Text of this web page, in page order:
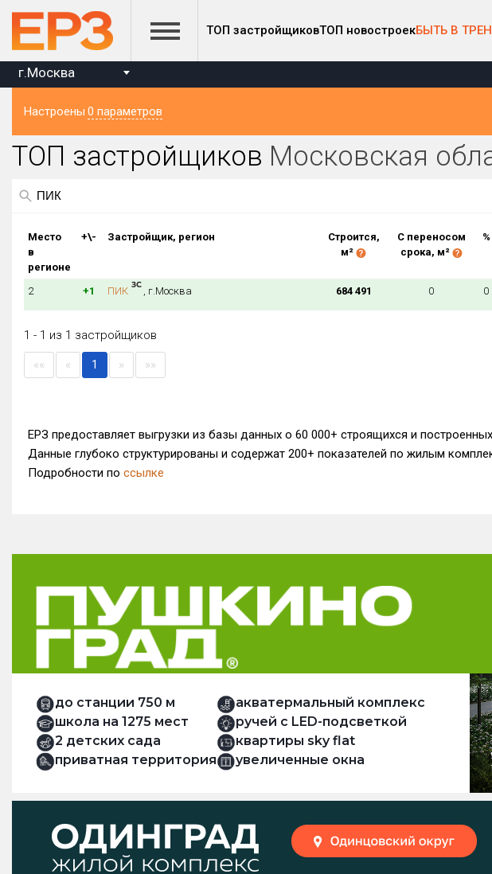
ТОП застройщиковТОП новостроекБЫТЬ В
г.Москва
Настроены 0 параметров
Регион ЖК
Московская область
Район в регионе
Все
Регион головного офиса застройщика
Строится, м²
от
Процент переноса
ТОП застройщиков Московская
Место
в
регионе
+\- Застройщик, регион
Строится,
м²
С переносом
срока, м²
%
2 +1 ПИК , г.Москва 684 491 0 0
1 - 1 из 1 застройщиков
«« « 1 » »»
ЕРЗ предоставляет выгрузки из базы данных о 60 000+ строящихся и
Данные глубоко структурированы и содержат 200+ показателей по жилым
Подробности по ссылке